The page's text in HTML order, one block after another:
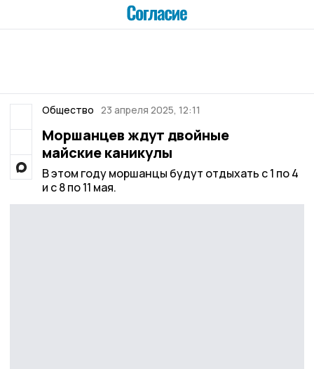
Общество 23 апреля 2025, 12:11
Моршанцев ждут двойные
майские каникулы
В этом году моршанцы будут отдыхать с 1 по 4
и с 8 по 11 мая.